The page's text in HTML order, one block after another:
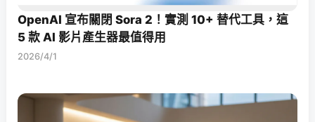
OpenAI 宣布關閉 Sora 2！實測 10+ 替代工具，這
5 款 AI 影片產生器最值得用
2026/4/1